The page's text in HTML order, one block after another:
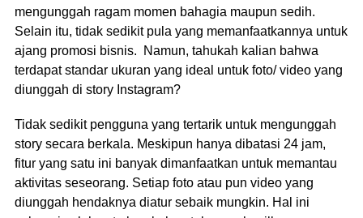
mengunggah ragam momen bahagia maupun sedih.
Selain itu, tidak sedikit pula yang memanfaatkannya untuk
ajang promosi bisnis. Namun, tahukah kalian bahwa
terdapat standar ukuran yang ideal untuk foto/ video yang
diunggah di story Instagram?
Tidak sedikit pengguna yang tertarik untuk mengunggah
story secara berkala. Meskipun hanya dibatasi 24 jam,
fitur yang satu ini banyak dimanfaatkan untuk memantau
aktivitas seseorang. Setiap foto atau pun video yang
diunggah hendaknya diatur sebaik mungkin. Hal ini